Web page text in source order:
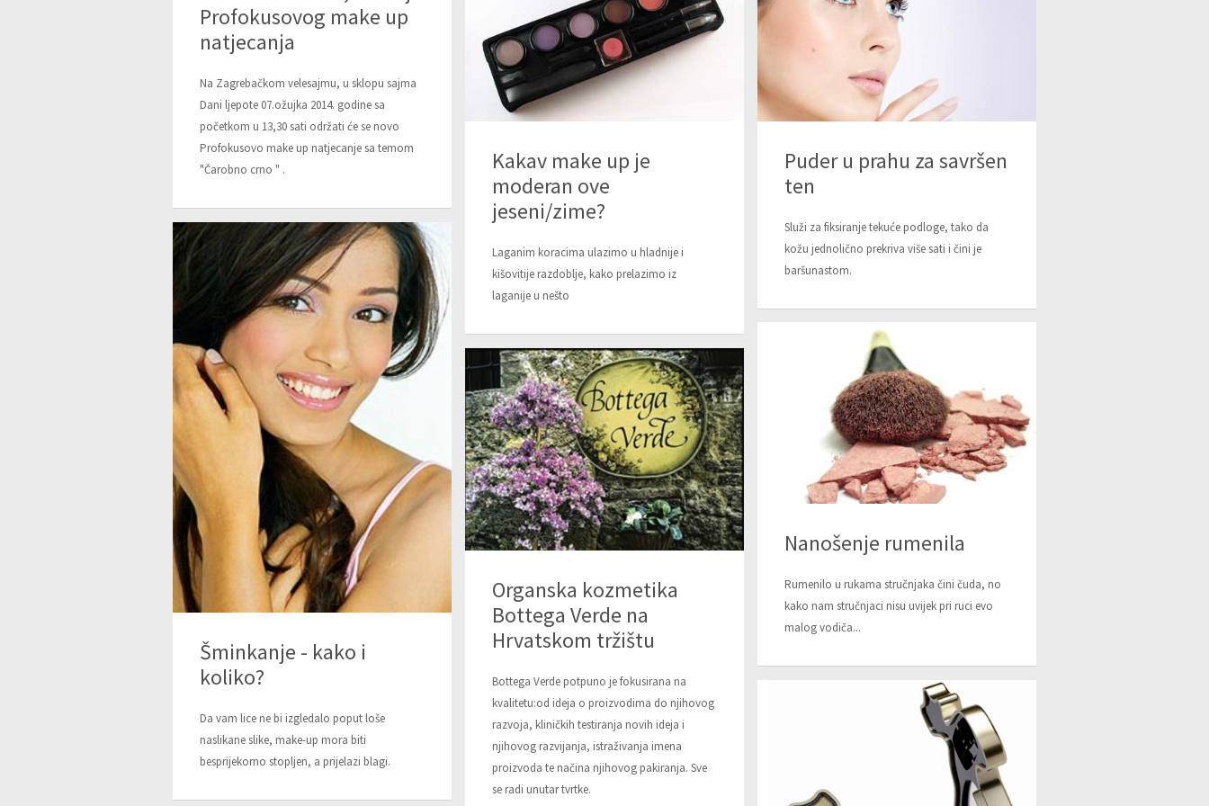
Profokusovog make up
natjecanja
Na Zagrebačkom velesajmu, u sklopu sajma
Dani ljepote 07.ožujka 2014. godine sa
početkom u 13,30 sati održati će se novo
Profokusovo make up natjecanje sa temom
"Čarobno crno " .
Kakav make up je
moderan ove
jeseni/zime?
Laganim koracima ulazimo u hladnije i
kišovitije razdoblje, kako prelazimo iz
laganije u nešto
Puder u prahu za savršen
ten
Služi za fiksiranje tekuće podloge, tako da
kožu jednolično prekriva više sati i čini je
baršunastom.
Šminkanje - kako i
koliko?
Da vam lice ne bi izgledalo poput loše
naslikane slike, make-up mora biti
besprijekorno stopljen, a prijelazi blagi.
Nanošenje rumenila
Rumenilo u rukama stručnjaka čini čuda, no
kako nam stručnjaci nisu uvijek pri ruci evo
malog vodiča...
Organska kozmetika
Bottega Verde na
Hrvatskom tržištu
Bottega Verde potpuno je fokusirana na
kvalitetu:od ideja o proizvodima do njihovog
razvoja, kliničkih testiranja novih ideja i
njihovog razvijanja, istraživanja imena
proizvoda te načina njihovog pakiranja. Sve
se radi unutar tvrtke.